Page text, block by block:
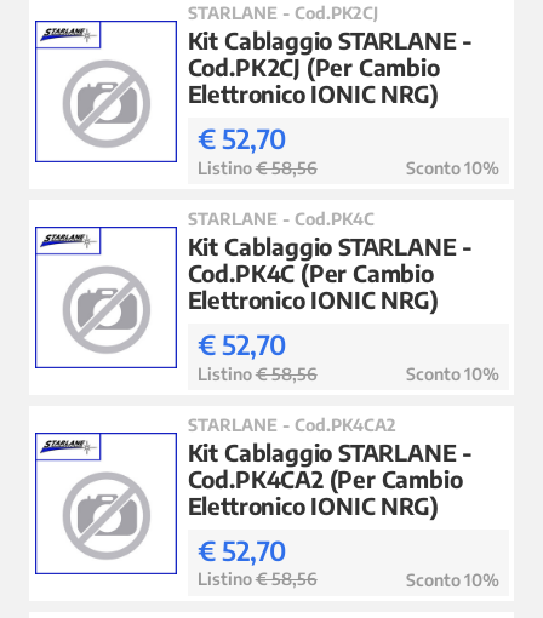
STARLANE - Cod.PK2CJ
Kit Cablaggio STARLANE -
Cod.PK2CJ (Per Cambio
Elettronico IONIC NRG)
€ 52,70
Listino€ 58,56 Sconto 10%
STARLANE - Cod.PK4C
Kit Cablaggio STARLANE -
Cod.PK4C (Per Cambio
Elettronico IONIC NRG)
€ 52,70
Listino€ 58,56 Sconto 10%
STARLANE - Cod.PK4CA2
Kit Cablaggio STARLANE -
Cod.PK4CA2 (Per Cambio
Elettronico IONIC NRG)
€ 52,70
Listino€ 58,56 Sconto 10%